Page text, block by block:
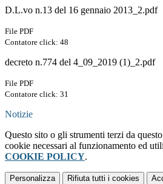
D.L.vo n.13 del 16 gennaio 2013_2.pdf
File PDF
Contatore click: 48
decreto n.774 del 4_09_2019 (1)_2.pdf
File PDF
Contatore click: 31
Notizie
Questo sito o gli strumenti terzi da
cookie necessari al funzionamento ed
COOKIE POLICY.
Personalizza Rifiuta tutti i cookies